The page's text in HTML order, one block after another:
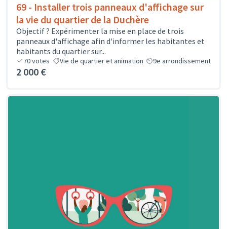
69 - Installer trois panneaux d'affichage sur
la vie du quartier de la Duchère
Objectif ? Expérimenter la mise en place de trois
panneaux d'affichage afin d'informer les habitantes et
habitants du quartier sur...
70votes Vie de quartier et animation 9e arrondissement
2 000 €